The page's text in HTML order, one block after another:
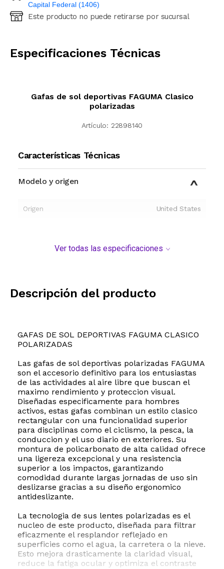
Capital Federal (1406)
Ingresá código postal (sólo números)
Este producto no puede retirarse por sucursal
Especificaciones Técnicas
Gafas de sol deportivas FAGUMA Clasico
polarizadas
Artículo: 22898140
Características Técnicas
Modelo y origen
Origen United States
Ver todas las especificaciones
Descripción del producto
GAFAS DE SOL DEPORTIVAS FAGUMA CLASICO
POLARIZADAS
Las gafas de sol deportivas polarizadas FAGUMA
son el accesorio definitivo para los entusiastas
de las actividades al aire libre que buscan el
maximo rendimiento y proteccion visual.
Diseñadas especificamente para hombres
activos, estas gafas combinan un estilo clasico
rectangular con una funcionalidad superior
para disciplinas como el ciclismo, la pesca, la
conduccion y el uso diario en exteriores. Su
montura de policarbonato de alta calidad ofrece
una ligereza excepcional y una resistencia
superior a los impactos, garantizando
comodidad durante largas jornadas de uso sin
deslizarse gracias a su diseño ergonomico
antideslizante.
La tecnologia de sus lentes polarizadas es el
nucleo de este producto, diseñada para filtrar
eficazmente el resplandor reflejado en
superficies como el agua, la carretera o la nieve.
Esto mejora drasticamente la claridad visual,
reduce la fatiga ocular y optimiza el contraste